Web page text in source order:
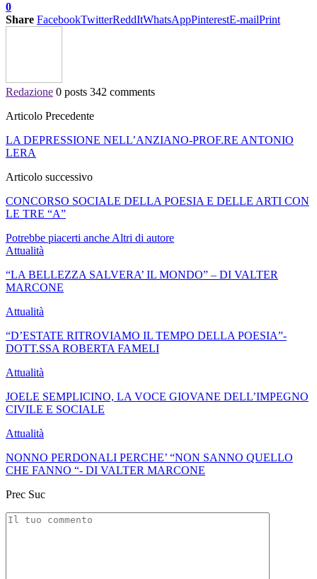
0
Share FacebookTwitterReddItWhatsAppPinterestE-mailPrint
Redazione 0 posts 342 comments
Articolo Precedente
LA DEPRESSIONE NELL’ANZIANO-PROF.RE ANTONIO
LERA
Articolo successivo
CONCORSO SOCIALE DELLA POESIA E DELLE ARTI CON
LE TRE “A”
Potrebbe piacerti anche Altri di autore
Attualità
“LA BELLEZZA SALVERA’ IL MONDO” – DI VALTER
MARCONE
Attualità
“D’ESTATE RITROVIAMO IL TEMPO DELLA POESIA”-
DOTT.SSA ROBERTA FAMELI
Attualità
JOELE SEMPLICINO, LA VOCE GIOVANE DELL’IMPEGNO
CIVILE E SOCIALE
Attualità
NONNO PERDONALI PERCHE’ “NON SANNO QUELLO
CHE FANNO “- DI VALTER MARCONE
Prec Suc